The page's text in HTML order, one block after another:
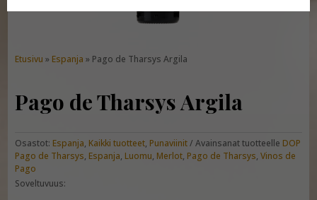
Etusivu » Espanja » Pago de Tharsys Argila
Pago de Tharsys Argila
Osastot: Espanja, Kaikki tuotteet, Punaviinit Avainsanat tuotteelle DOP
Pago de Tharsys, Espanja, Luomu, Merlot, Pago de Tharsys,Vinos de
Pago
Soveltuvuus: